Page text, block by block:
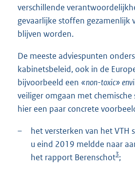
verschillende
gevaarlijke stoffen gezamenlijk
blijven worden.
De meeste adviespunten
kabinetsbeleid, ook in de
bijvoorbeeld een «non-toxic»
veiliger omgaan met
hier een paar concrete
–
het versterken van het VTH
u eind 2019 meldde naar
het rapport Berenschot3;